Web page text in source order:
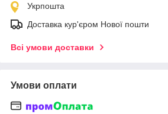
Укрпошта
Доставка кур'єром Нової пошти
Всі умови доставки
Умови оплати